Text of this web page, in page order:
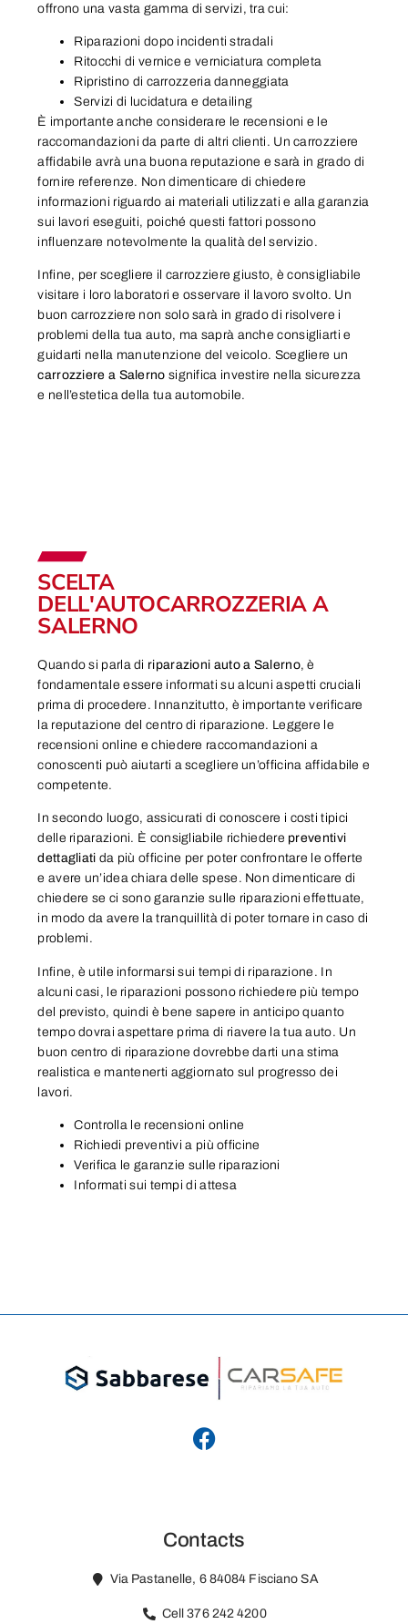
offrono una vasta gamma di servizi, tra cui:
Riparazioni dopo incidenti stradali
Ritocchi di vernice e verniciatura completa
Ripristino di carrozzeria danneggiata
Servizi di lucidatura e detailing
È importante anche considerare le recensioni e le
raccomandazioni da parte di altri clienti. Un carrozziere
affidabile avrà una buona reputazione e sarà in grado di
fornire referenze. Non dimenticare di chiedere
informazioni riguardo ai materiali utilizzati e alla garanzia
sui lavori eseguiti, poiché questi fattori possono
influenzare notevolmente la qualità del servizio.
Infine, per scegliere il carrozziere giusto, è consigliabile
visitare i loro laboratori e osservare il lavoro svolto. Un
buon carrozziere non solo sarà in grado di risolvere i
problemi della tua auto, ma saprà anche consigliarti e
guidarti nella manutenzione del veicolo. Scegliere un
carrozziere a Salerno significa investire nella sicurezza
e nell’estetica della tua automobile.
SCELTA
DELL'AUTOCARROZZERIA A
SALERNO
Quando si parla di riparazioni auto a Salerno, è
fondamentale essere informati su alcuni aspetti cruciali
prima di procedere. Innanzitutto, è importante verificare
la reputazione del centro di riparazione. Leggere le
recensioni online e chiedere raccomandazioni a
conoscenti può aiutarti a scegliere un’officina affidabile e
competente.
In secondo luogo, assicurati di conoscere i costi tipici
delle riparazioni. È consigliabile richiedere preventivi
dettagliati da più officine per poter confrontare le offerte
e avere un’idea chiara delle spese. Non dimenticare di
chiedere se ci sono garanzie sulle riparazioni effettuate,
in modo da avere la tranquillità di poter tornare in caso di
problemi.
Infine, è utile informarsi sui tempi di riparazione. In
alcuni casi, le riparazioni possono richiedere più tempo
del previsto, quindi è bene sapere in anticipo quanto
tempo dovrai aspettare prima di riavere la tua auto. Un
buon centro di riparazione dovrebbe darti una stima
realistica e mantenerti aggiornato sul progresso dei
lavori.
Controlla le recensioni online
Richiedi preventivi a più officine
Verifica le garanzie sulle riparazioni
Informati sui tempi di attesa
Contacts
Via Pastanelle, 6 84084 Fisciano SA
Cell 376 242 4200